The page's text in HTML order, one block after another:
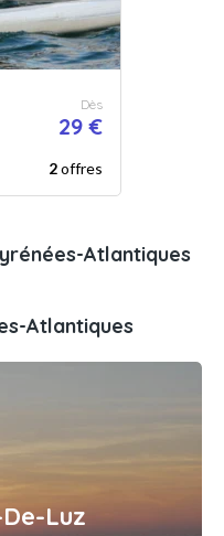
Dès
29 €
2offres
Atlantiques
Atlantiques
Luz